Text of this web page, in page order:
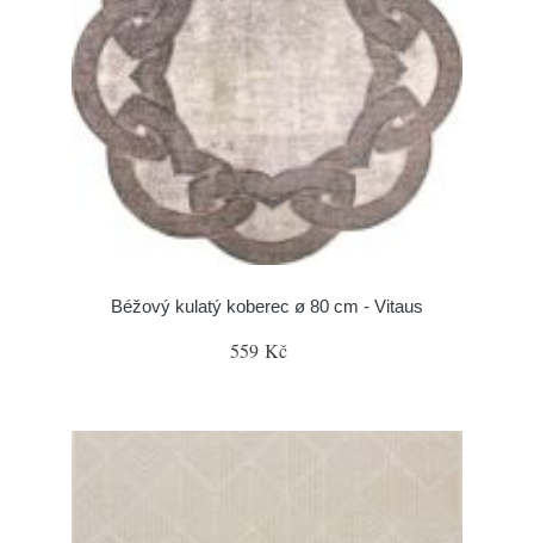
Béžový kulatý koberec ø 80 cm - Vitaus
559 Kč